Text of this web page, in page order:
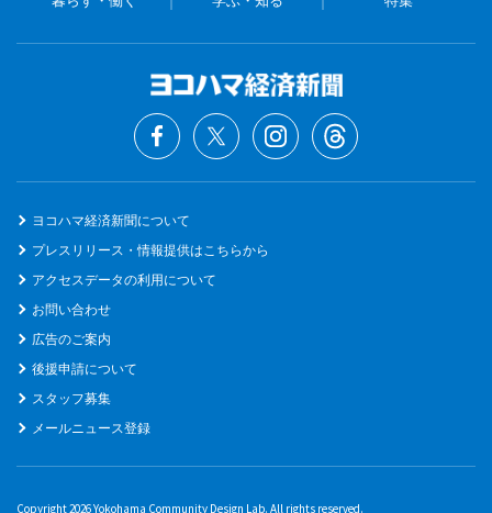
ヨコハマ経済新聞について
プレスリリース・情報提供はこちらから
アクセスデータの利用について
お問い合わせ
広告のご案内
後援申請について
スタッフ募集
メールニュース登録
Copyright 2026 Yokohama Community Design Lab. All rights reserved.